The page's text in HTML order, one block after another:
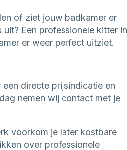
of ziet jouw badkamer er
Een professionele kitter in
er weer perfect uitziet.
directe prijsindicatie en
nemen wij contact met je
voorkom je later kostbare
over professionele